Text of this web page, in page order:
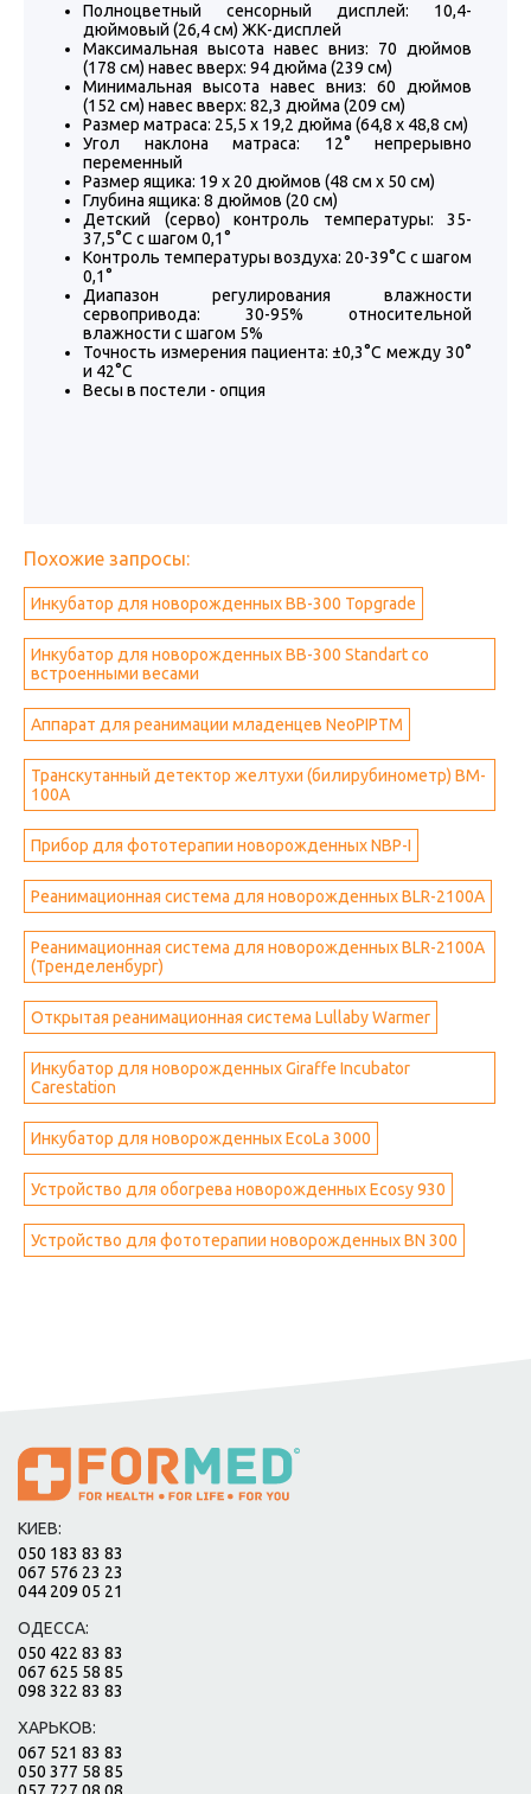
Полноцветный сенсорный дисплей: 10,4-
дюймовый (26,4 см) ЖК-дисплей
Максимальная высота навес вниз: 70 дюймов
(178 см) навес вверх: 94 дюйма (239 см)
Минимальная высота навес вниз: 60 дюймов
(152 см) навес вверх: 82,3 дюйма (209 см)
Размер матраса: 25,5 x 19,2 дюйма (64,8 x 48,8 см)
Угол наклона матраса: 12° непрерывно
переменный
Размер ящика: 19 x 20 дюймов (48 см x 50 см)
Глубина ящика: 8 дюймов (20 см)
Детский (серво) контроль температуры: 35-
37,5°C с шагом 0,1°
Контроль температуры воздуха: 20-39°C с шагом
0,1°
Диапазон регулирования влажности
сервопривода: 30-95% относительной
влажности с шагом 5%
Точность измерения пациента: ±0,3°C между 30°
и 42°C
Весы в постели - опция
Похожие запросы:
Инкубатор для новорожденных BB-300 Topgrade
Инкубатор для новорожденных BB-300 Standart со
встроенными весами
Аппарат для реанимации младенцев NeoPIPTM
Транскутанный детектор желтухи (билирубинометр) BM-
100A
Прибор для фототерапии новорожденных NBP-I
Реанимационная система для новорожденных BLR-2100A
Реанимационная система для новорожденных BLR-2100A
(Тренделенбург)
Открытая реанимационная система Lullaby Warmer
Инкубатор для новорожденных Giraffe Incubator
Carestation
Инкубатор для новорожденных EcoLa 3000
Устройство для обогрева новорожденных Ecosy 930
Устройство для фототерапии новорожденных BN 300
КИЕВ:
050 183 83 83
067 576 23 23
044 209 05 21
ОДЕССА:
050 422 83 83
067 625 58 85
098 322 83 83
ХАРЬКОВ:
067 521 83 83
050 377 58 85